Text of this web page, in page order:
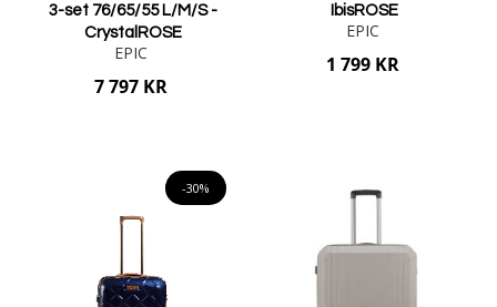
3-set 76/65/55 L/M/S -
CrystalROSE
EPIC
7 797 KR
IbisROSE
EPIC
1 799 KR
-30%